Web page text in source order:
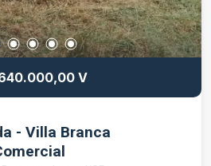
sua visita!
V
- Villa Branca